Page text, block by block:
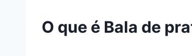
O que é Bala de